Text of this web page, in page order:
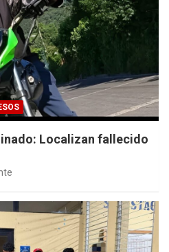
Localizan fallecido